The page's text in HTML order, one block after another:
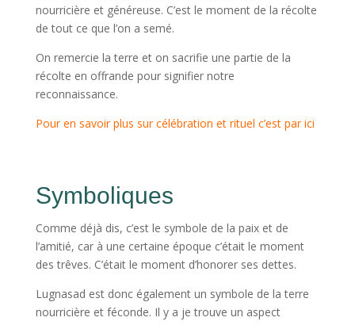
nourricière et généreuse. C’est le moment de la récolte
de tout ce que l’on a semé.
On remercie la terre et on sacrifie une partie de la
récolte en offrande pour signifier notre
reconnaissance.
Pour en savoir plus sur célébration et rituel c’est par ici
Symboliques
Comme déjà dis, c’est le symbole de la paix et de
l’amitié, car à une certaine époque c’était le moment
des trêves. C’était le moment d’honorer ses dettes.
Lugnasad est donc également un symbole de la terre
nourricière et féconde. Il y a je trouve un aspect